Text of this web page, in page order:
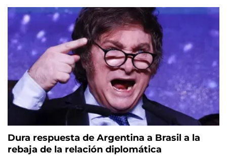
Dura respuesta de Argentina a Brasil a la
rebaja de la relación diplomática